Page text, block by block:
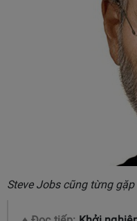
Steve Jobs cũng từng